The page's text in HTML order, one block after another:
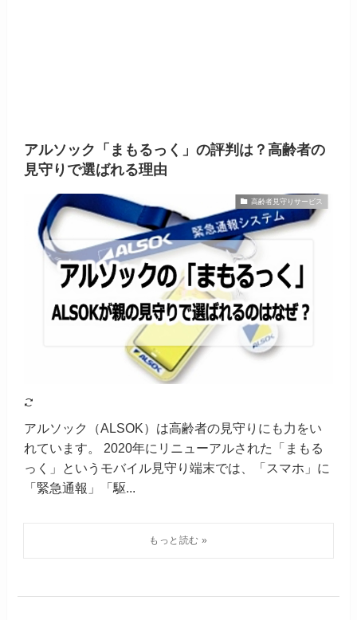
アルソック「まもるっく」の評判は？高齢者の
見守りで選ばれる理由
高齢者見守りサービス
アルソック（ALSOK）は高齢者の見守りにも力をい
れています。 2020年にリニューアルされた「まもる
っく」というモバイル見守り端末では、「スマホ」に
「緊急通報」「駆...